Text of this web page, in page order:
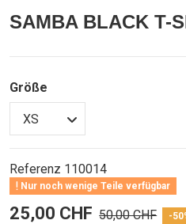
SAMBA BLACK T-
Größe
Referenz 110014
Nur noch wenige Teile verfügbar
25,00 CHF 50,00 CHF -